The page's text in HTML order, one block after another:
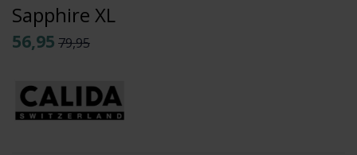
Sapphire XL
56,95 79,95